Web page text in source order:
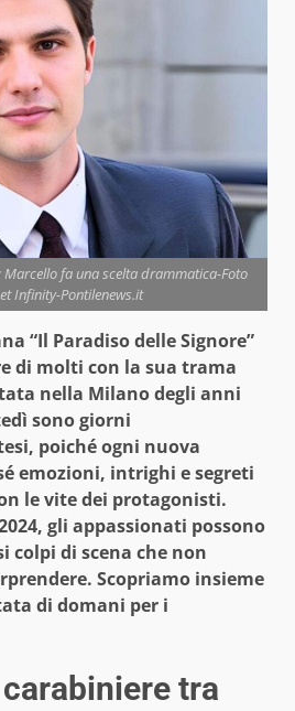
fa una scelta drammatica-Foto
Infinity-Pontilenews.it
“Il Paradiso delle Signore”
di molti con la sua trama
nella Milano degli anni
sono giorni
poiché ogni nuova
emozioni, intrighi e segreti
le vite dei protagonisti.
gli appassionati possono
colpi di scena che non
Scopriamo insieme
di domani per i
tra